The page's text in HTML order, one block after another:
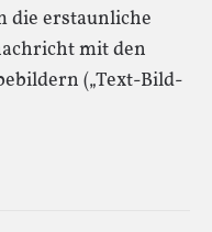
die erstaunliche
mit den
(„Text-Bild-